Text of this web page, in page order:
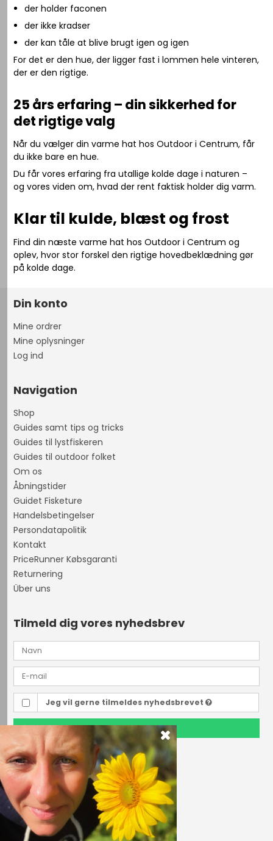
der holder faconen
der ikke kradser
der kan tåle at blive brugt igen og igen
For det er den hue, der ligger fast i lommen hele vinteren,
der er den rigtige.
25 års erfaring – din sikkerhed for
det rigtige valg
Når du vælger din varme hat hos Outdoor i Centrum, får
du ikke bare en hue.
Du får vores erfaring fra utallige kolde dage i naturen –
og vores viden om, hvad der rent faktisk holder dig varm.
Klar til kulde, blæst og frost
Find din næste varme hat hos Outdoor i Centrum og
oplev, hvor stor forskel den rigtige hovedbeklædning gør
på kolde dage.
Din konto
Mine ordrer
Mine oplysninger
Log ind
Navigation
Shop
Guides samt tips og tricks
Guides til lystfiskeren
Guides til outdoor folket
Om os
Åbningstider
Guidet Fisketure
Handelsbetingelser
Persondatapolitik
Kontakt
PriceRunner Købsgaranti
Returnering
Über uns
Tilmeld dig vores nyhedsbrev
Jeg vil gerne tilmeldes nyhedsbrevet
TILMELD
Outdoor i Centrum
Perlegade 44
6400 Sønderborg, Danmark
Telefonnr.
(+45) 74 43 53 55